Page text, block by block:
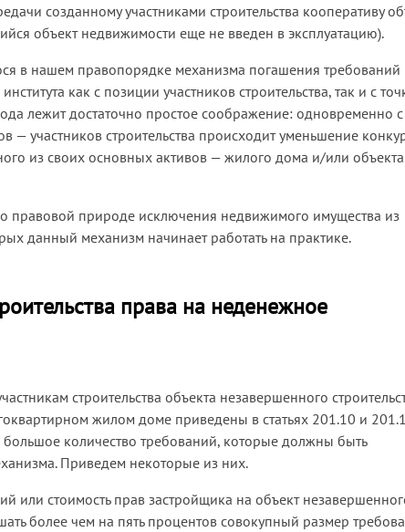
созданному участниками строительства кооперативу
объект недвижимости еще не введен в эксплуатацию).
в нашем правопорядке механизма погашения требований
как с позиции участников строительства, так и с
лежит достаточно простое соображение: одновременно с
участников строительства происходит уменьшение
из своих основных активов — жилого дома и/или объекта
правовой природе исключения недвижимого имущества из
данный механизм начинает работать на практике.
права на неденежное
строительства объекта незавершенного
жилом доме приведены в статьях 201.10 и
количество требований, которые должны быть
Приведем некоторые из них.
стоимость прав застройщика на объект
более чем на пять процентов совокупный размер